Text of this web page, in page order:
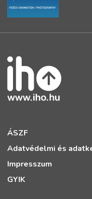
ÁSZF
Adatvédelmi és
Impresszum
GYIK